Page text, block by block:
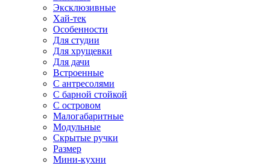
Эксклюзивные
Хай-тек
Особенности
Для студии
Для хрущевки
Для дачи
Встроенные
С антресолями
С барной стойкой
С островом
Малогабаритные
Модульные
Скрытые ручки
Размер
Мини-кухни